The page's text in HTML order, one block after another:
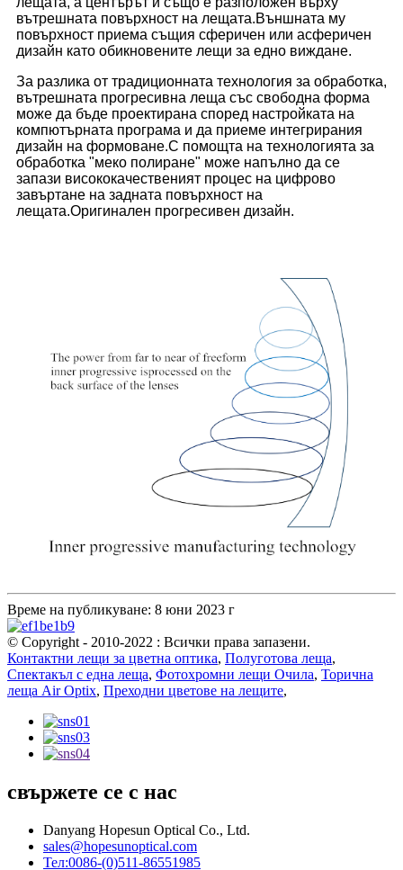
вътрешната повърхност на лещата.Външната му
повърхност приема същия сферичен или асферичен
дизайн като обикновените лещи за едно виждане.
За разлика от традиционната технология за обработка,
вътрешната прогресивна леща със свободна форма
може да бъде проектирана според настройката на
компютърната програма и да приеме интегрирания
дизайн на формоване.С помощта на технологията за
обработка "меко полиране" може напълно да се
запази висококачественият процес на цифрово
завъртане на задната повърхност на
лещата.Оригинален прогресивен дизайн.
Време на публикуване: 8 юни 2023 г
© Copyright - 2010-2022 : Всички права запазени.
Контактни лещи за цветна оптика, Полуготова леща,
Спектакъл с една леща, Фотохромни лещи Очила, Торична
леща Air Optix, Преходни цветове на лещите,
свържете се с нас
Danyang Hopesun Optical Co., Ltd.
sales@hopesunoptical.com
Тел:0086-(0)511-86551985